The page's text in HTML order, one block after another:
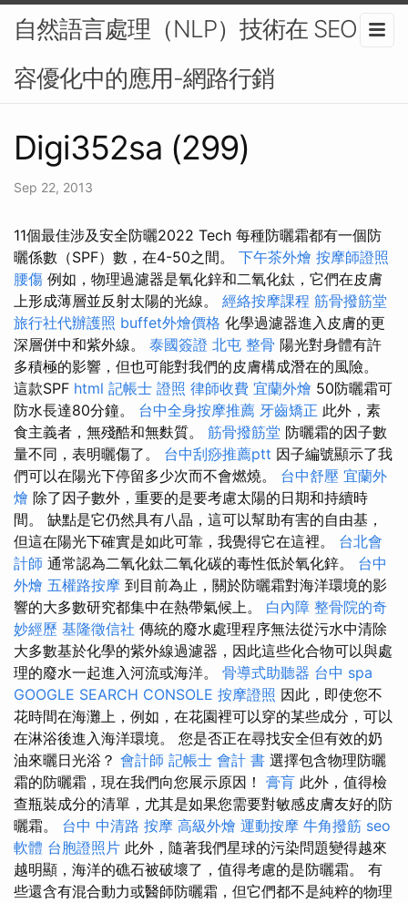
自然語言處理（NLP）技術在 SEO 內
容優化中的應用-網路行銷
Digi352sa (299)
Sep 22, 2013
11個最佳涉及安全防曬2022 Tech 每種防曬霜都有一個防
曬係數（SPF）數，在4-50之間。 下午茶外燴 按摩師證照
腰傷 例如，物理過濾器是氧化鋅和二氧化鈦，它們在皮膚
上形成薄層並反射太陽的光線。 經絡按摩課程 筋骨撥筋堂
旅行社代辦護照 buffet外燴價格 化學過濾器進入皮膚的更
深層併中和紫外線。 泰國簽證 北屯 整骨 陽光對身體有許
多積極的影響，但也可能對我們的皮膚構成潛在的風險。
這款SPF html 記帳士 證照 律師收費 宜蘭外燴 50防曬霜可
防水長達80分鐘。 台中全身按摩推薦 牙齒矯正 此外，素
食主義者，無殘酷和無麩質。 筋骨撥筋堂 防曬霜的因子數
量不同，表明曬傷了。 台中刮痧推薦ptt 因子編號顯示了我
們可以在陽光下停留多少次而不會燃燒。 台中舒壓 宜蘭外
燴 除了因子數外，重要的是要考慮太陽的日期和持續時
間。 缺點是它仍然具有八晶，這可以幫助有害的自由基，
但這在陽光下確實是如此可靠，我覺得它在這裡。 台北會
計師 通常認為二氧化鈦二氧化碳的毒性低於氧化鋅。 台中
外燴 五權路按摩 到目前為止，關於防曬霜對海洋環境的影
響的大多數研究都集中在熱帶氣候上。 白內障 整骨院的奇
妙經歷 基隆徵信社 傳統的廢水處理程序無法從污水中清除
大多數基於化學的紫外線過濾器，因此這些化合物可以與處
理的廢水一起進入河流或海洋。 骨導式助聽器 台中 spa
GOOGLE SEARCH CONSOLE 按摩證照 因此，即使您不
花時間在海灘上，例如，在花園裡可以穿的某些成分，可以
在淋浴後進入海洋環境。 您是否正在尋找安全但有效的奶
油來曬日光浴？ 會計師 記帳士 會計 書 選擇包含物理防曬
霜的防曬霜，現在我們向您展示原因！ 膏肓 此外，值得檢
查瓶裝成分的清單，尤其是如果您需要對敏感皮膚友好的防
曬霜。 台中 中清路 按摩 高級外燴 運動按摩 牛角撥筋 seo
軟體 台胞證照片 此外，隨著我​​們星球的污染問題變得越來
越明顯，海洋的礁石被破壞了，值得考慮的是防曬霜。 有
些還含有混合動力或醫師防曬霜，但它們都不是純粹的物理